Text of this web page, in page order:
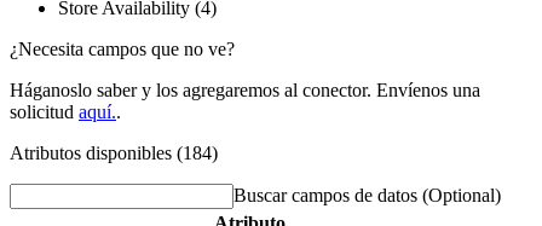
Store Availability (4)
¿Necesita campos que no ve?
Háganoslo saber y los agregaremos al conector. Envíenos una
solicitud aquí..
Atributos disponibles (184)
Buscar campos de datos (Optional)